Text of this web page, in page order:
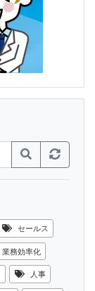
セールス
業務効率化
人事